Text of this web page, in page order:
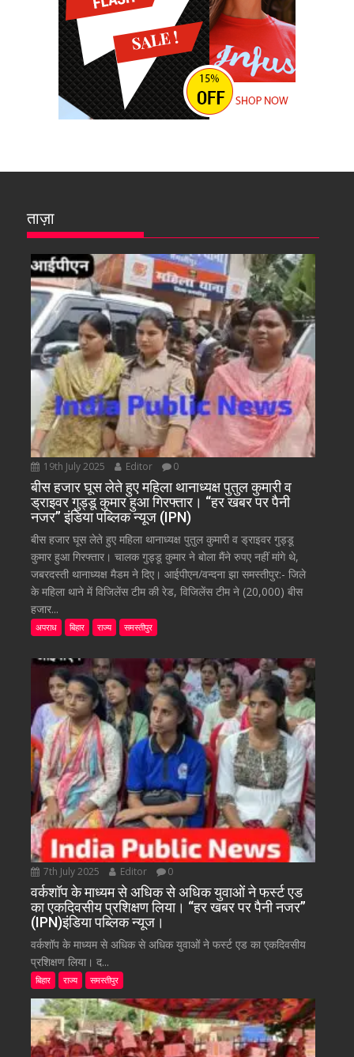
ताज़ा
19th July 2025 Editor 0
बीस हजार घूस लेते हुए महिला थानाध्यक्ष पुतुल कुमारी व
ड्राइवर गुड्डू कुमार हुआ गिरफ्तार। “हर खबर पर पैनी
नजर” इंडिया पब्लिक न्यूज (IPN)
बीस हजार घूस लेते हुए महिला थानाध्यक्ष पुतुल कुमारी व ड्राइवर गुड्डू
कुमार हुआ गिरफ्तार। चालक गुड्डू कुमार ने बोला मैंने रुपए नहीं मांगे थे,
जबरदस्ती थानाध्यक्ष मैडम ने दिए। आईपीएन/वन्दना झा समस्तीपुर:- जिले
के महिला थाने में विजिलेंस टीम की रेड, विजिलेंस टीम ने (20,000) बीस
हजार...
अपराध बिहार राज्य समस्तीपुर
7th July 2025 Editor 0
वर्कशॉप के माध्यम से अधिक से अधिक युवाओं ने फर्स्ट एड
का एकदिवसीय प्रशिक्षण लिया। “हर खबर पर पैनी नजर”
(IPN)इंडिया पब्लिक न्यूज।
वर्कशॉप के माध्यम से अधिक से अधिक युवाओं ने फर्स्ट एड का एकदिवसीय
प्रशिक्षण लिया। द...
बिहार राज्य समस्तीपुर